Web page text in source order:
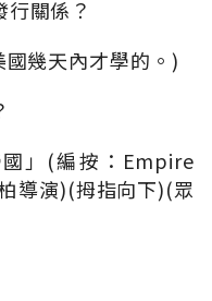
關係？
幾天內才學的。)
」(編按：Empire
導演)(拇指向下)(眾